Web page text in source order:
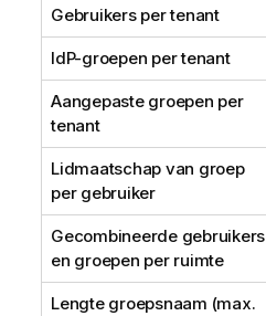
Gebruikers per tenant
IdP-groepen per tenant
Aangepaste groepen per
tenant
Lidmaatschap van groep
per gebruiker
Gecombineerde gebruikers
en groepen per ruimte
Lengte groepsnaam (max.